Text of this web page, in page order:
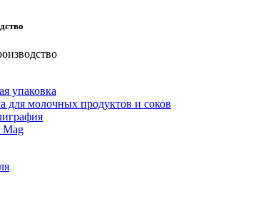
упаковка
для молочных продуктов и соков
Mag